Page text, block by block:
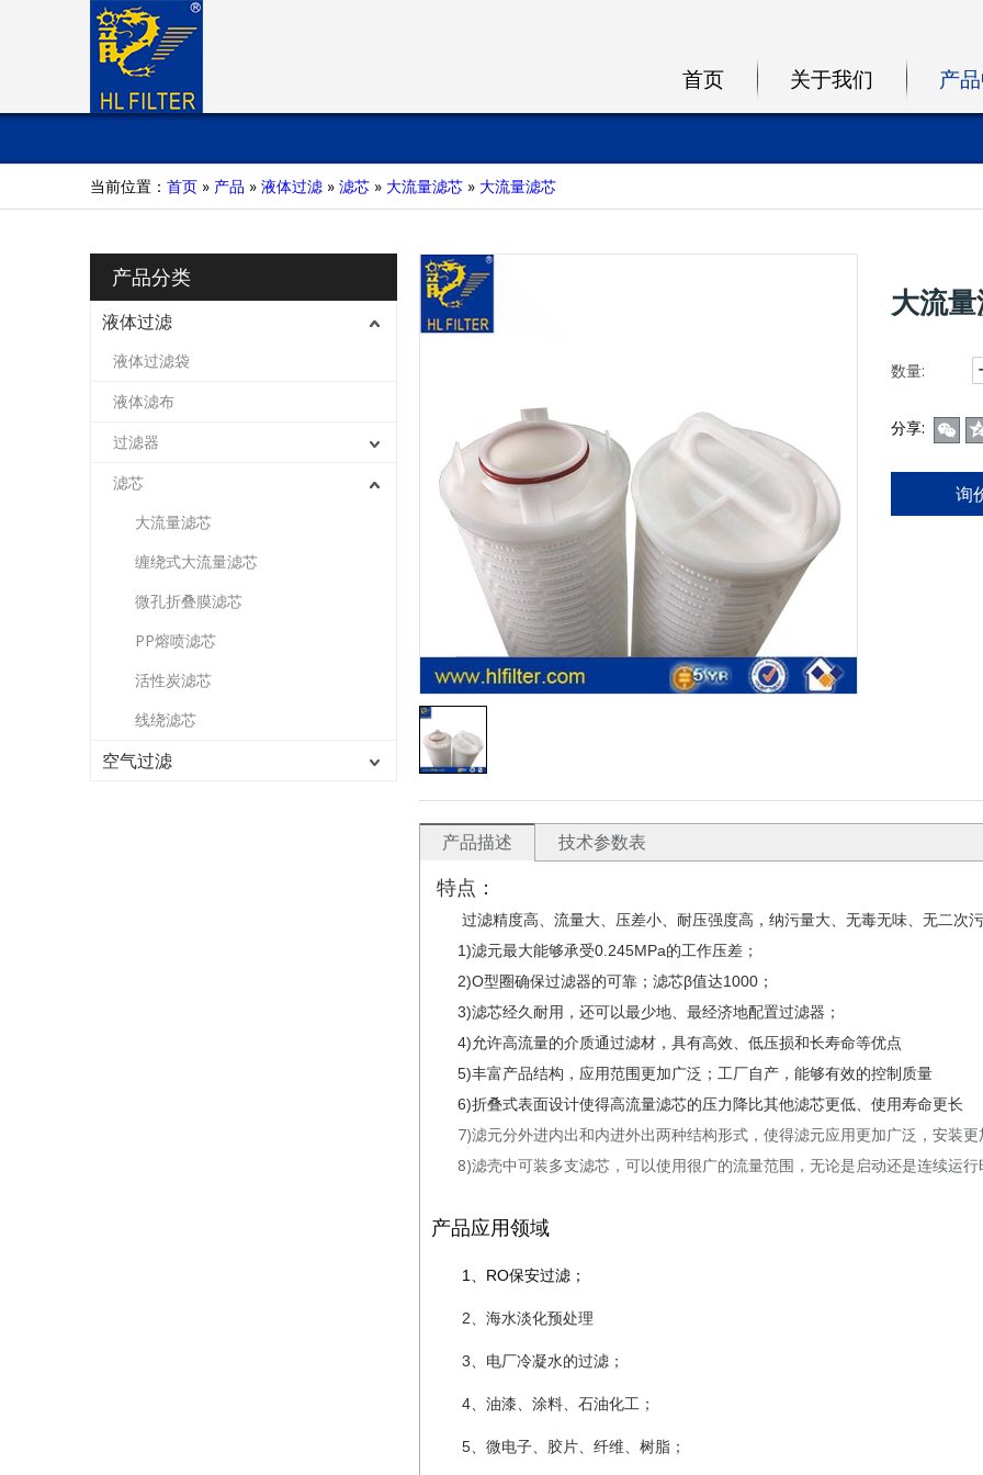
首页 关于我们 产
当前位置： 首页 » 产品 » 液体过滤 » 滤芯 » 大流量滤芯 » 大流量滤芯
产品分类
液体过滤
液体过滤袋
液体滤布
过滤器
滤芯
大流量滤芯
缠绕式大流量滤芯
微孔折叠膜滤芯
PP熔喷滤芯
活性炭滤芯
线绕滤芯
空气过滤
大流
数量:
分享:
询
产品描述 技术参数表
特点：
过滤精度高、流量大、压差小、耐压强度高，纳污量大、无毒无味、无二次
1)滤元最大能够承受0.245MPa的工作压差；
2)O型圈确保过滤器的可靠；滤芯β值达1000；
3)滤芯经久耐用，还可以最少地、最经济地配置过滤器；
4)允许高流量的介质通过滤材，具有高效、低压损和长寿命等优点
5)丰富产品结构，应用范围更加广泛；工厂自产，能够有效的控制质量
6)折叠式表面设计使得高流量滤芯的压力降比其他滤芯更低、使用寿命更长
7)滤元分外进内出和内进外出两种结构形式，使得滤元应用更加广泛，安装更
8)滤壳中可装多支滤芯，可以使用很广的流量范围，无论是启动还是连续运行
产品应用领域
1、RO保安过滤；
2、海水淡化预处理
3、电厂冷凝水的过滤；
4、油漆、涂料、石油化工；
5、微电子、胶片、纤维、树脂；